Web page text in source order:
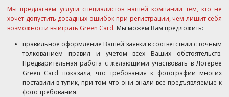
Мы предлагаем услуги специалистов нашей компании тем, кто не
хочет допустить досадных ошибок при регистрации, чем лишит себя
возможности выиграть Green Card. Мы можем Вам предложить:
правильное оформление Вашей заявки в соответствии с точным
толкованием правил и учетом всех Ваших обстоятельств.
Предварительная работа с желающими участвовать в Лотерее
Green Card показала, что требования к фотографии многих
поставили в тупик, при том что они знали все предъявляемые к
фото требования.